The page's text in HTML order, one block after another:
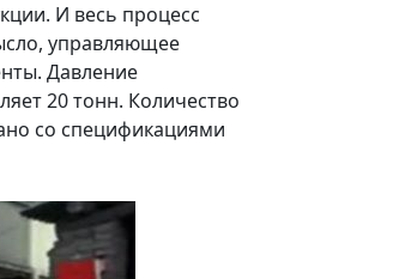
И весь процесс
управляющее
Давление
20 тонн. Количество
со спецификациями